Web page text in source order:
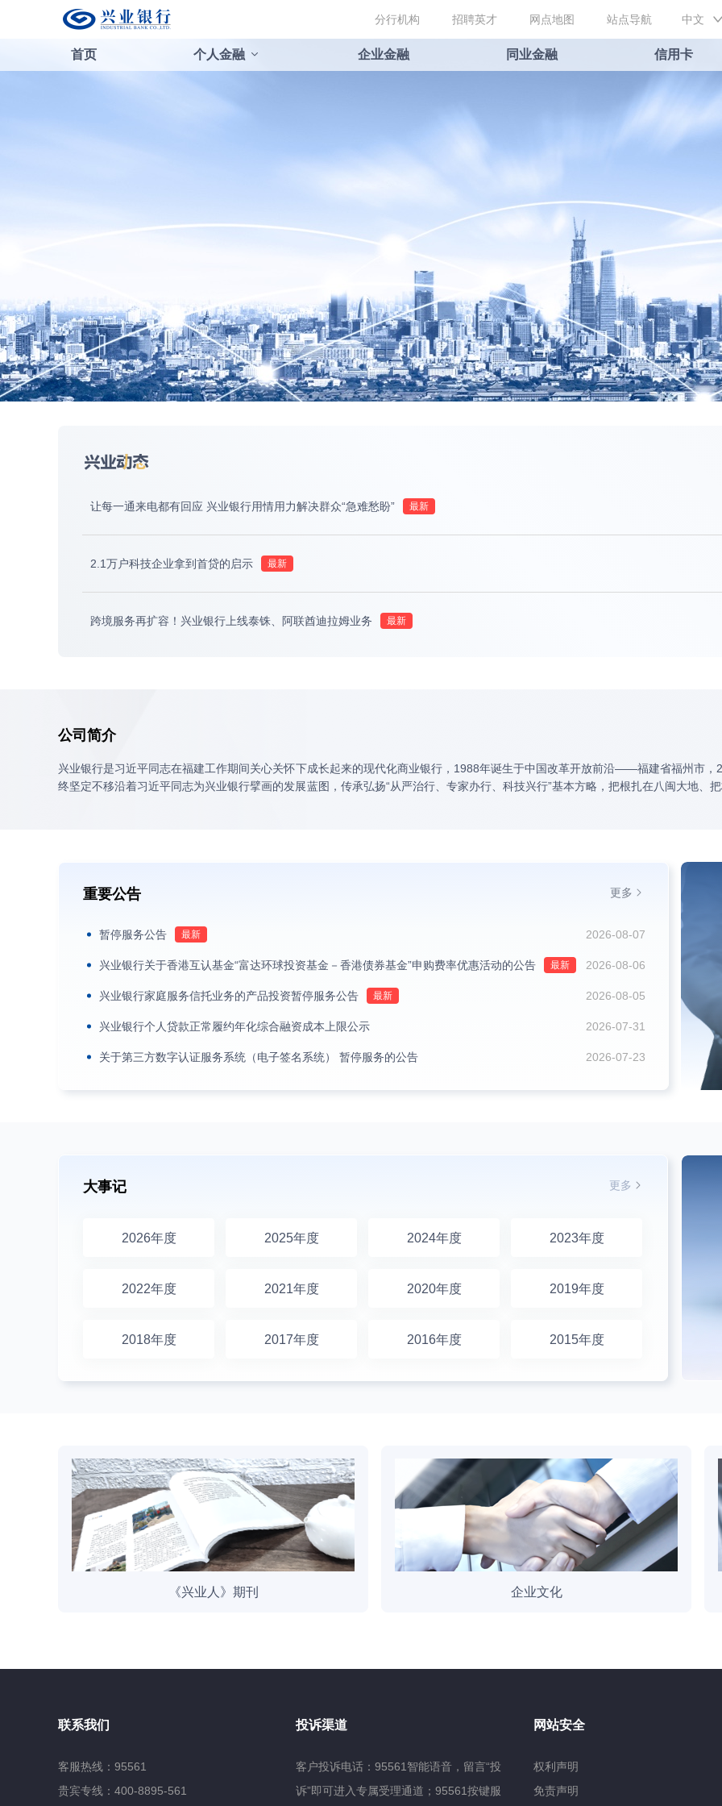
分行机构 招聘英才 网点地图 站点导航 中文
首页 个人金融 企业金融 同业金融 信用卡
让每一通来电都有回应 兴业银行用情用力解决群众“急难愁盼”
2.1万户科技企业拿到首贷的启示
跨境服务再扩容！兴业银行上线泰铢、阿联酋迪拉姆业务
公司简介
兴业银行是习近平同志在福建工作期间关心关怀下成长起来的现代化商业银行，1988年诞生于中国改革开放前沿——福建省福州市
终坚定不移沿着习近平同志为兴业银行擘画的发展蓝图，传承弘扬“从严治行、专家办行、科技兴行”基本方略，把根扎在八闽大地、
重要公告 更多
暂停服务公告 2026-08-07
兴业银行关于香港互认基金“富达环球投资基金－香港债券基金”申购费率优惠活动的公告 2026-08-06
兴业银行家庭服务信托业务的产品投资暂停服务公告 2026-08-05
兴业银行个人贷款正常履约年化综合融资成本上限公示 2026-07-31
关于第三方数字认证服务系统（电子签名系统） 暂停服务的公告 2026-07-23
大事记 更多
2026年度 2025年度 2024年度 2023年度
2022年度 2021年度 2020年度 2019年度
2018年度 2017年度 2016年度 2015年度
《兴业人》期刊 企业文化
联系我们
客服热线：95561
贵宾专线：400-8895-561
投诉渠道
客户投诉电话：95561智能语音，留言“投
诉”即可进入专属受理通道；95561按键服
网站安全
权利声明
免责声明